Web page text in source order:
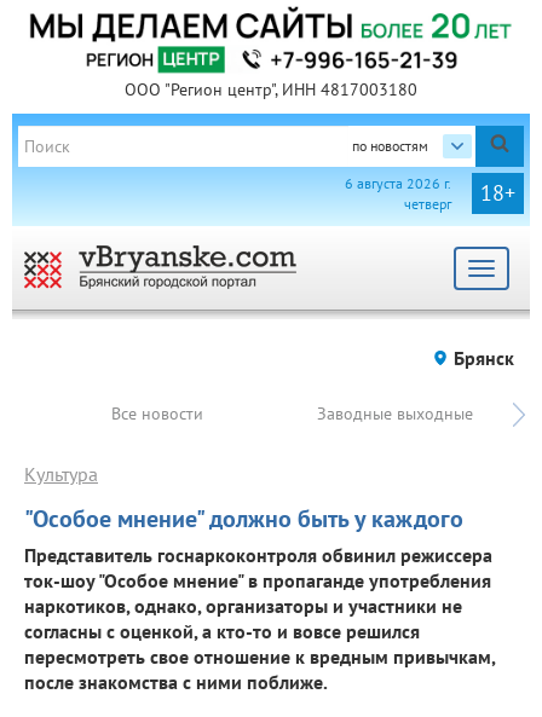
ООО "Регион центр", ИНН 4817003180
по новостям
18+
6 августа 2026 г.
четверг
Toggle
Брянск
Все новости Заводные выходные
"Особое мнение" должно быть у каждого
Культура
Представитель госнаркоконтроля обвинил режиссера
ток-шоу "Особое мнение" в пропаганде употребления
наркотиков, однако, организаторы и участники не
согласны с оценкой, а кто-то и вовсе решился
пересмотреть свое отношение к вредным привычкам,
после знакомства с ними поближе.